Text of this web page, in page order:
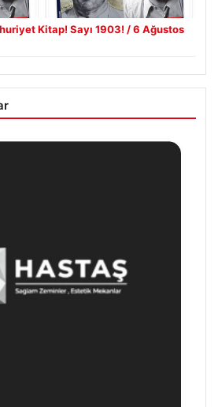
Kitap! Sayı 1903! / 6 Ağustos